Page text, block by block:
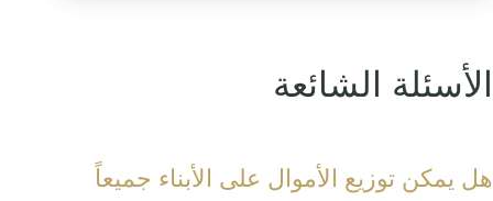
الأسئلة الشائعة
هل يمكن توزيع الأموال على الأبناء جميعاً